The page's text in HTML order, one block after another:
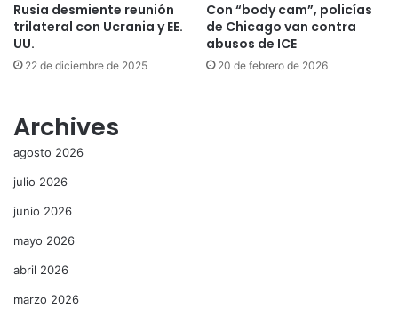
Rusia desmiente reunión
trilateral con Ucrania y EE.
UU.
22 de diciembre de 2025
Con “body cam”, policías
de Chicago van contra
abusos de ICE
20 de febrero de 2026
Archives
agosto 2026
julio 2026
junio 2026
mayo 2026
abril 2026
marzo 2026